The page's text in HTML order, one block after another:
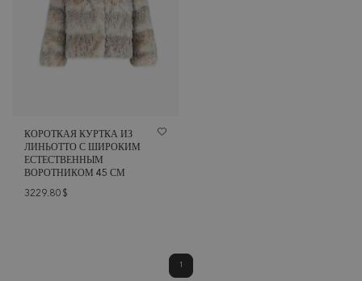
КОРОТКАЯ КУРТКА ИЗ
ЛИНЬОТТО С ШИРОКИМ
ЕСТЕСТВЕННЫМ
ВОРОТНИКОМ 45 СМ
3229.80 $
1